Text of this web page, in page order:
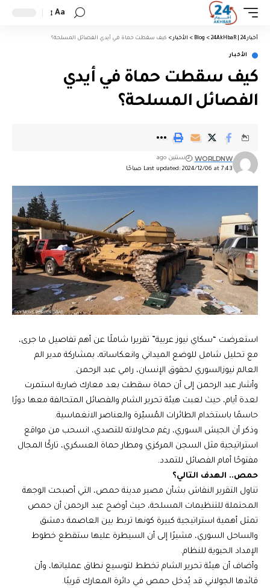
Aa
أخبار 24 | 24AkHbaR >
Blog
> الأخبار > كيف سقطت حماة في أيدي الفصائل المسلحة؟
الأخبار
كيف سقطت حماة في أيدي
الفصائل المسلحة؟
Last updated: 2024/12/06 at 7:43 صباحًا
WORLDNW سنتين ago
استعرضت “سكاي نيوز عربية” تقريرا شاملًا عن أهم تفاصيل ما جرى،
مع تحليل شامل للوضع الميداني وانعكاساته، بمشاركة مدير الم
العالم نيوزالسوري لحقوق الإنسان، رامي عبد الرحمن.
وأشار عبد الرحمن إلى أن حماة سقطت بعد معارك ضارية استمرت
لعدة أيام، حيث لعبت هيئة تحرير الشام والفصائل المتحالفة معها دورًا
حاسمًا باستخدام الطائرات المُسيّرة والعناصر الانغماسية.
وذكر أن الجيش السوري، رغم محاولاته للتصدي، انسحب من مواقع
استراتيجية مثل السجن المركزي ومطار حماة العسكري، تاركًا المجال
مفتوحًا أمام الفصائل للتمدد.
حمص.. الهدف التالي؟
تناول التقرير النقاش بشأن مصير مدينة حمص، التي أصبحت الوجهة
المحتملة للتنظيمات المسلحة، حيث أوضح عبد الرحمن أن حمص
تمثل أهمية استراتيجية كبيرة كونها تربط بين العاصمة دمشق
والساحل السوري، مشيرًا إلى أن السيطرة عليها ستقطع خطوط
الإمداد الحيوية للنظام.
وأضاف أن هيئة تحرير الشام تخطط لتوسيع نطاق عملياتها، وأن
قائدها الجولاني قد يُدخل حمص في دائرة المعارك قريبًا.